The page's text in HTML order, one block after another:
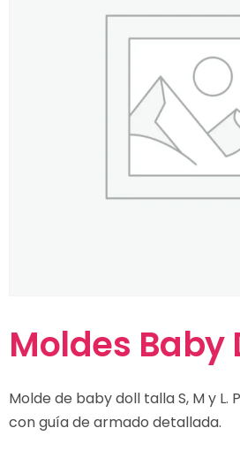
Moldes Baby
Molde de baby doll talla S, M y
con guía de armado detallada.